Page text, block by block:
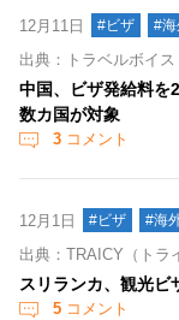
12月11日 #ビザ #海
出典：トラベルボイス
中国、ビザ発給料を
数カ国が対象
3 コメント
12月1日 #ビザ #海
出典：TRAICY（トラ
スリランカ、観光
5 コメント